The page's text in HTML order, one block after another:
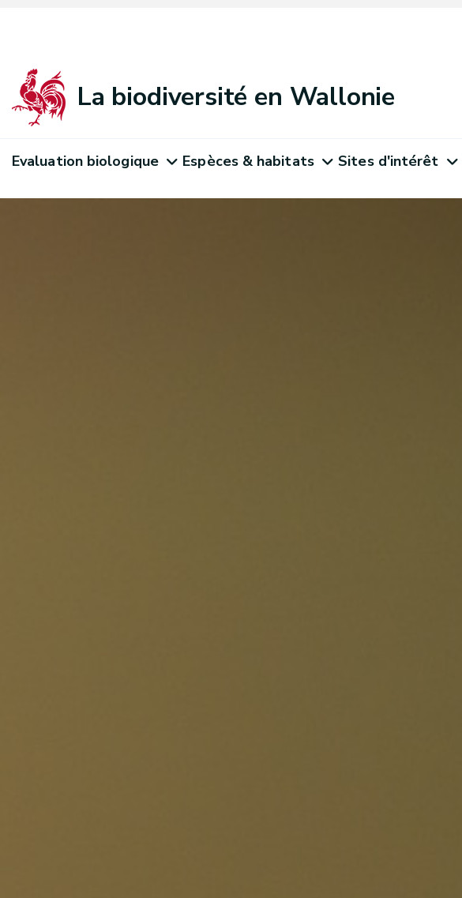
La biodiversité en Wallonie
Evaluation biologique Espèces & habitats Sites d'intérêt